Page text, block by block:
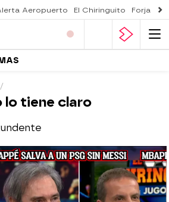
Aeropuerto El Chiringuito Forjado
lo tiene claro